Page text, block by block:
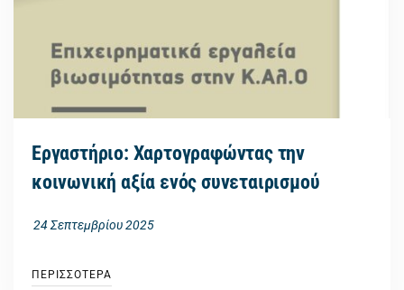
Εργαστήριο: Χαρτογραφώντας την
κοινωνική αξία ενός συνεταιρισμού
24 Σεπτεμβρίου 2025
ΠΕΡΙΣΣΟΤΕΡΑ